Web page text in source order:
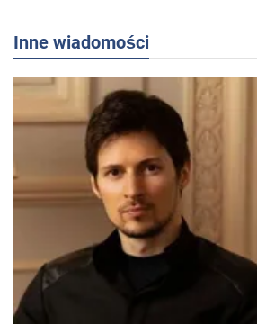
Inne wiadomości